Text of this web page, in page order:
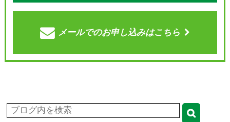
メールでのお申し込みはこちら